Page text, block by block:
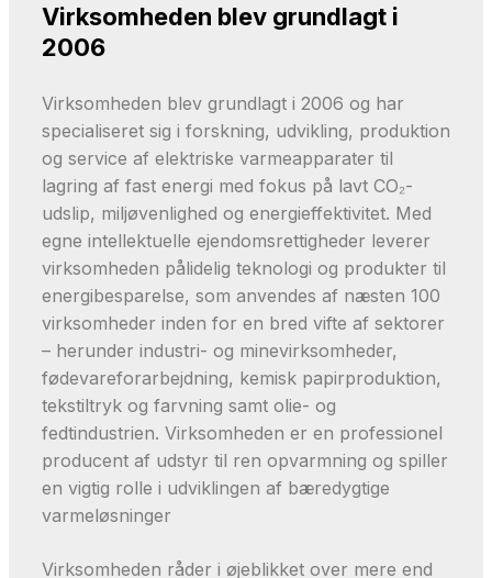
Virksomheden blev grundlagt i
2006
Virksomheden blev grundlagt i 2006 og har
specialiseret sig i forskning, udvikling, produktion
og service af elektriske varmeapparater til
lagring af fast energi med fokus på lavt CO₂-
udslip, miljøvenlighed og energieffektivitet. Med
egne intellektuelle ejendomsrettigheder leverer
virksomheden pålidelig teknologi og produkter til
energibesparelse, som anvendes af næsten 100
virksomheder inden for en bred vifte af sektorer
– herunder industri- og minevirksomheder,
fødevareforarbejdning, kemisk papirproduktion,
tekstiltryk og farvning samt olie- og
fedtindustrien. Virksomheden er en professionel
producent af udstyr til ren opvarmning og spiller
en vigtig rolle i udviklingen af bæredygtige
varmeløsninger
Virksomheden råder i øjeblikket over mere end